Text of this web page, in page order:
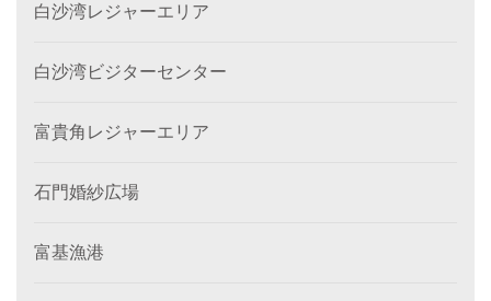
白沙湾レジャーエリア
白沙湾ビジターセンター
富貴角レジャーエリア
石門婚紗広場
富基漁港